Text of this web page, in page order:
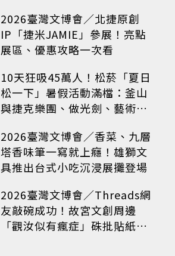
2026臺灣文博會／北捷原創
IP「捷米JAMIE」參展！亮點
展區、優惠攻略一次看
10天狂吸45萬人！松菸「夏日
松一下」暑假活動滿檔：釜山
與捷克樂團、做光劍、藝術窗
2026臺灣文博會／香菜、九層
塔香味筆一寫就上癮！雄獅文
具推出台式小吃沉浸展攤登場
2026臺灣文博會／Threads網
友敲碗成功！故宮文創周邊
「觀汝似有瘋症」硃批貼紙搶